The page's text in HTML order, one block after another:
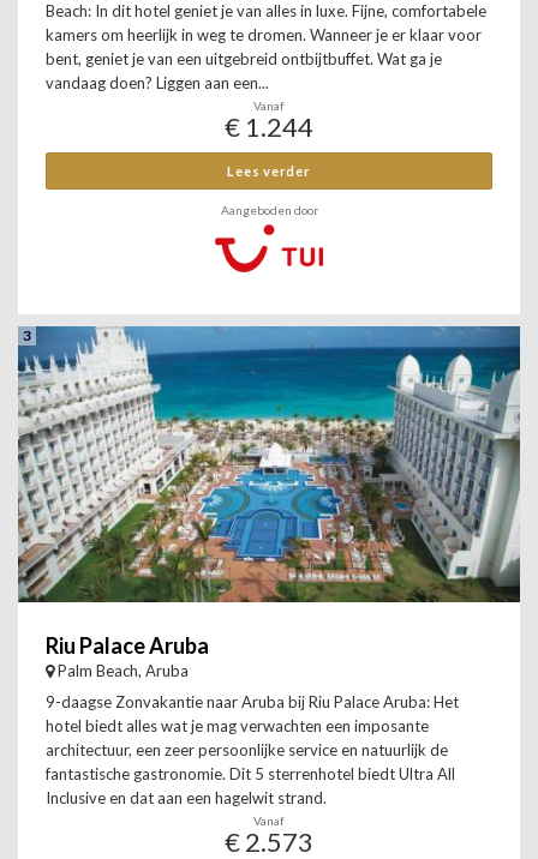
Beach: In dit hotel geniet je van alles in luxe. Fijne, comfortabele
kamers om heerlijk in weg te dromen. Wanneer je er klaar voor
bent, geniet je van een uitgebreid ontbijtbuffet. Wat ga je
vandaag doen? Liggen aan een...
Vanaf
€ 1.244
Lees verder
Aangeboden door
3
Riu Palace Aruba
Palm Beach, Aruba
9-daagse Zonvakantie naar Aruba bij Riu Palace Aruba: Het
hotel biedt alles wat je mag verwachten een imposante
architectuur, een zeer persoonlijke service en natuurlijk de
fantastische gastronomie. Dit 5 sterrenhotel biedt Ultra All
Inclusive en dat aan een hagelwit strand.
Vanaf
€ 2.573